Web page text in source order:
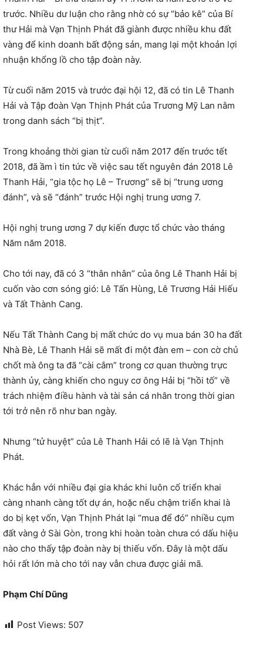
trước. Nhiều dư luận cho rằng nhờ có sự “bảo kê” của Bí
thư Hải mà Vạn Thịnh Phát đã giành được nhiều khu đất
vàng để kinh doanh bất động sản, mang lại một khoản lợi
nhuận khổng lồ cho tập đoàn này.
Từ cuối năm 2015 và trước đại hội 12, đã có tin Lê Thanh
Hải và Tập đoàn Vạn Thịnh Phát của Trương Mỹ Lan nằm
trong danh sách “bị thịt”.
Trong khoảng thời gian từ cuối năm 2017 đến trước tết
2018, đã ầm ì tin tức về việc sau tết nguyên đán 2018 Lê
Thanh Hải, “gia tộc họ Lê – Trương” sẽ bị “trung ương
đánh”, và sẽ “đánh” trước Hội nghị trung ương 7.
Hội nghị trung ương 7 dự kiến được tổ chức vào tháng
Năm năm 2018.
Cho tới nay, đã có 3 “thân nhân” của ông Lê Thanh Hải bị
cuốn vào cơn sóng gió: Lê Tấn Hùng, Lê Trương Hải Hiếu
và Tất Thành Cang.
Nếu Tất Thành Cang bị mất chức do vụ mua bán 30 ha đất
Nhà Bè, Lê Thanh Hải sẽ mất đi một đàn em – con cờ chủ
chốt mà ông ta đã “cài cắm” trong cơ quan thường trực
thành ủy, càng khiến cho nguy cơ ông Hải bị “hồi tố” về
trách nhiệm điều hành và tài sản cá nhân trong thời gian
tới trở nên rõ như ban ngày.
Nhưng “tử huyệt” của Lê Thanh Hải có lẽ là Vạn Thịnh
Phát.
Khác hẳn với nhiều đại gia khác khi luôn cố triển khai
càng nhanh càng tốt dự án, hoặc nếu chậm triển khai là
do bị kẹt vốn, Vạn Thịnh Phát lại “mua để đó” nhiều cụm
đất vàng ở Sài Gòn, trong khi hoàn toàn chưa có dấu hiệu
nào cho thấy tập đoàn này bị thiếu vốn. Đây là một dấu
hỏi rất lớn mà cho tới nay vẫn chưa được giải mã.
Phạm Chí Dũng
Post Views: 507